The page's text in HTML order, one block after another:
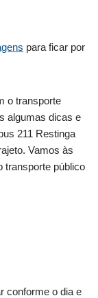
para ficar por
o transporte
algumas dicas e
211 Restinga
Vamos às
transporte público
conforme o dia e